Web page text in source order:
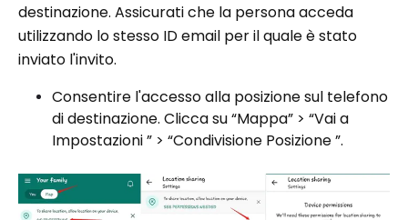
destinazione. Assicurati che la persona acceda
utilizzando lo stesso ID email per il quale è stato
inviato l'invito.
Consentire l'accesso alla posizione sul telefono
di destinazione. Clicca su “Mappa” > “Vai a
Impostazioni ” > “Condivisione Posizione ”.